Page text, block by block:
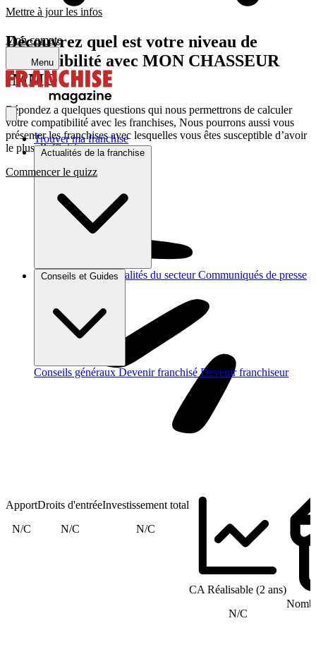
Mon compte
Menu
Trouver ma franchise
Actualités de la franchise
Brèves et actus Actualités du secteur Communiqués de presse
Conseils et Guides
Conseils généraux Devenir franchisé Devenir franchiseur
Mettre à jour les infos
Découvrez quel est votre niveau de
compatibilité avec MON CHASSEUR
IMMO
Répondez a quelques questions qui nous permettrons de calculer
votre compatibilité avec les franchises, Nous pourrons aussi vous
présenter les franchises avec lesquelles vous êtes susceptible d’avoir
le plus d’affinité
Commencer le quizz
Apport
N/C
Droits d'entrée
N/C
Investissement total
N/C
CA Réalisable (2 ans)
N/C